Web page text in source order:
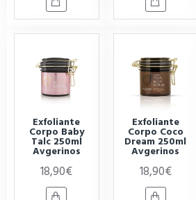
Exfoliante
Corpo Baby
Talc 250ml
Avgerinos
18,90€
Exfoliante
Corpo Coco
Dream 250ml
Avgerinos
18,90€